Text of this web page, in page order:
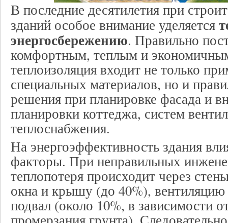
В последние десятилетия при
зданий особое внимание уделяется
энергосбережению. Правильно
комфортным, теплым и
теплоизоляция входит не только
специальных материалов, но и
решения при планировке фасада и
планировки коттеджа, систем
теплоснабжения.
На энергоэффективность здания
факторы. При неправильных
теплопотеря происходит через
окна и крышу (до 40%),
подвал (около 10%, в зависимости